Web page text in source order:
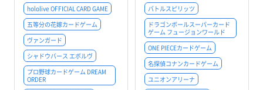
hololive OFFICIAL CARD GAME
五等分の花嫁カードゲーム
ヴァンガード
シャドウバース エボルヴ
プロ野球カードゲーム DREAM
ORDER
バトルスピリッツ
ドラゴンボールスーパーカード
ゲーム フュージョンワールド
ONE PIECEカードゲーム
名探偵コナンカードゲーム
ユニオンアリーナ